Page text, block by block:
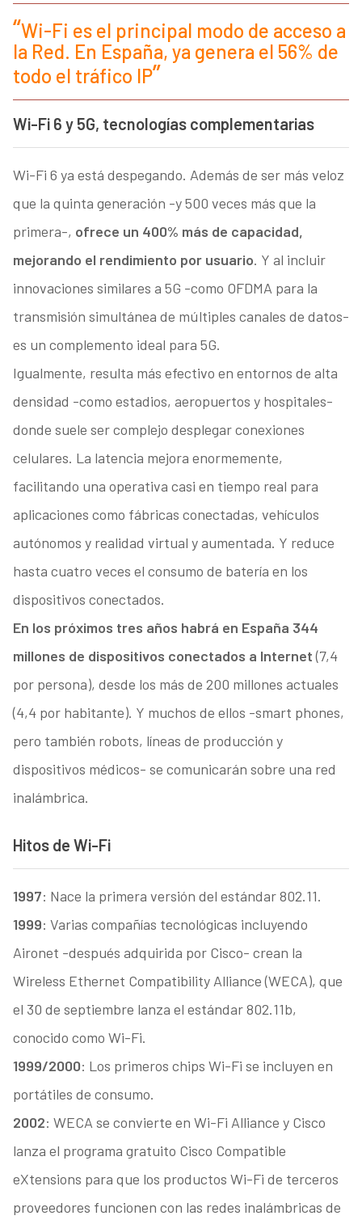
Wi-Fi es el principal modo de acceso a
la Red. En España, ya genera el 56% de
todo el tráfico IP
Wi-Fi 6 y 5G, tecnologías complementarias
Wi-Fi 6 ya está despegando. Además de ser más veloz
que la quinta generación -y 500 veces más que la
primera-, ofrece un 400% más de capacidad,
mejorando el rendimiento por usuario. Y al incluir
innovaciones similares a 5G -como OFDMA para la
transmisión simultánea de múltiples canales de datos-
es un complemento ideal para 5G.
Igualmente, resulta más efectivo en entornos de alta
densidad -como estadios, aeropuertos y hospitales-
donde suele ser complejo desplegar conexiones
celulares. La latencia mejora enormemente,
facilitando una operativa casi en tiempo real para
aplicaciones como fábricas conectadas, vehículos
autónomos y realidad virtual y aumentada. Y reduce
hasta cuatro veces el consumo de batería en los
dispositivos conectados.
En los próximos tres años habrá en España 344
millones de dispositivos conectados a Internet(7,4
por persona), desde los más de 200 millones actuales
(4,4 por habitante). Y muchos de ellos -smart phones,
pero también robots, líneas de producción y
dispositivos médicos- se comunicarán sobre una red
inalámbrica.
Hitos de Wi-Fi
1997: Nace la primera versión del estándar 802.11.
1999: Varias compañías tecnológicas incluyendo
Aironet -después adquirida por Cisco- crean la
Wireless Ethernet Compatibility Alliance (WECA), que
el 30 de septiembre lanza el estándar 802.11b,
conocido como Wi-Fi.
1999/2000: Los primeros chips Wi-Fi se incluyen en
portátiles de consumo.
2002: WECA se convierte en Wi-Fi Alliance y Cisco
lanza el programa gratuito Cisco Compatible
eXtensions para que los productos Wi-Fi de terceros
proveedores funcionen con las redes inalámbricas de